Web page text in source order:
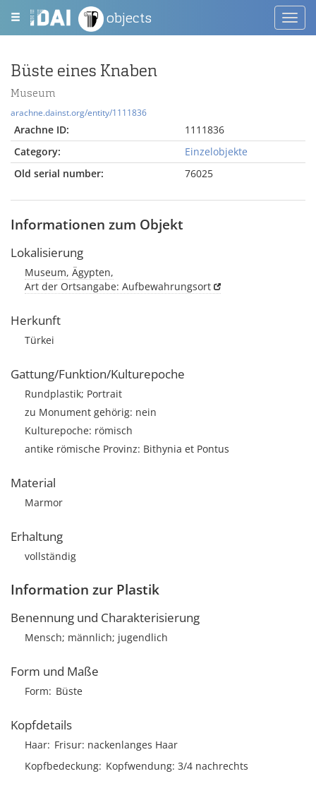
objects
Büste eines Knaben
Museum
arachne.dainst.org/entity/1111836
Arachne ID:
1111836
Category:
Einzelobjekte
Old serial number:
76025
Informationen zum Objekt
Lokalisierung
Museum, Ägypten,
Art der Ortsangabe: Aufbewahrungsort
Herkunft
Türkei
Gattung/Funktion/Kulturepoche
Rundplastik; Portrait
zu Monument gehörig: nein
Kulturepoche: römisch
antike römische Provinz: Bithynia et Pontus
Material
Marmor
Erhaltung
vollständig
Information zur Plastik
Benennung und Charakterisierung
Mensch; männlich; jugendlich
Form und Maße
Form Büste
Kopfdetails
Haar Frisur nackenlanges Haar
Kopfbedeckung Kopfwendung: 3/4 nachrechts